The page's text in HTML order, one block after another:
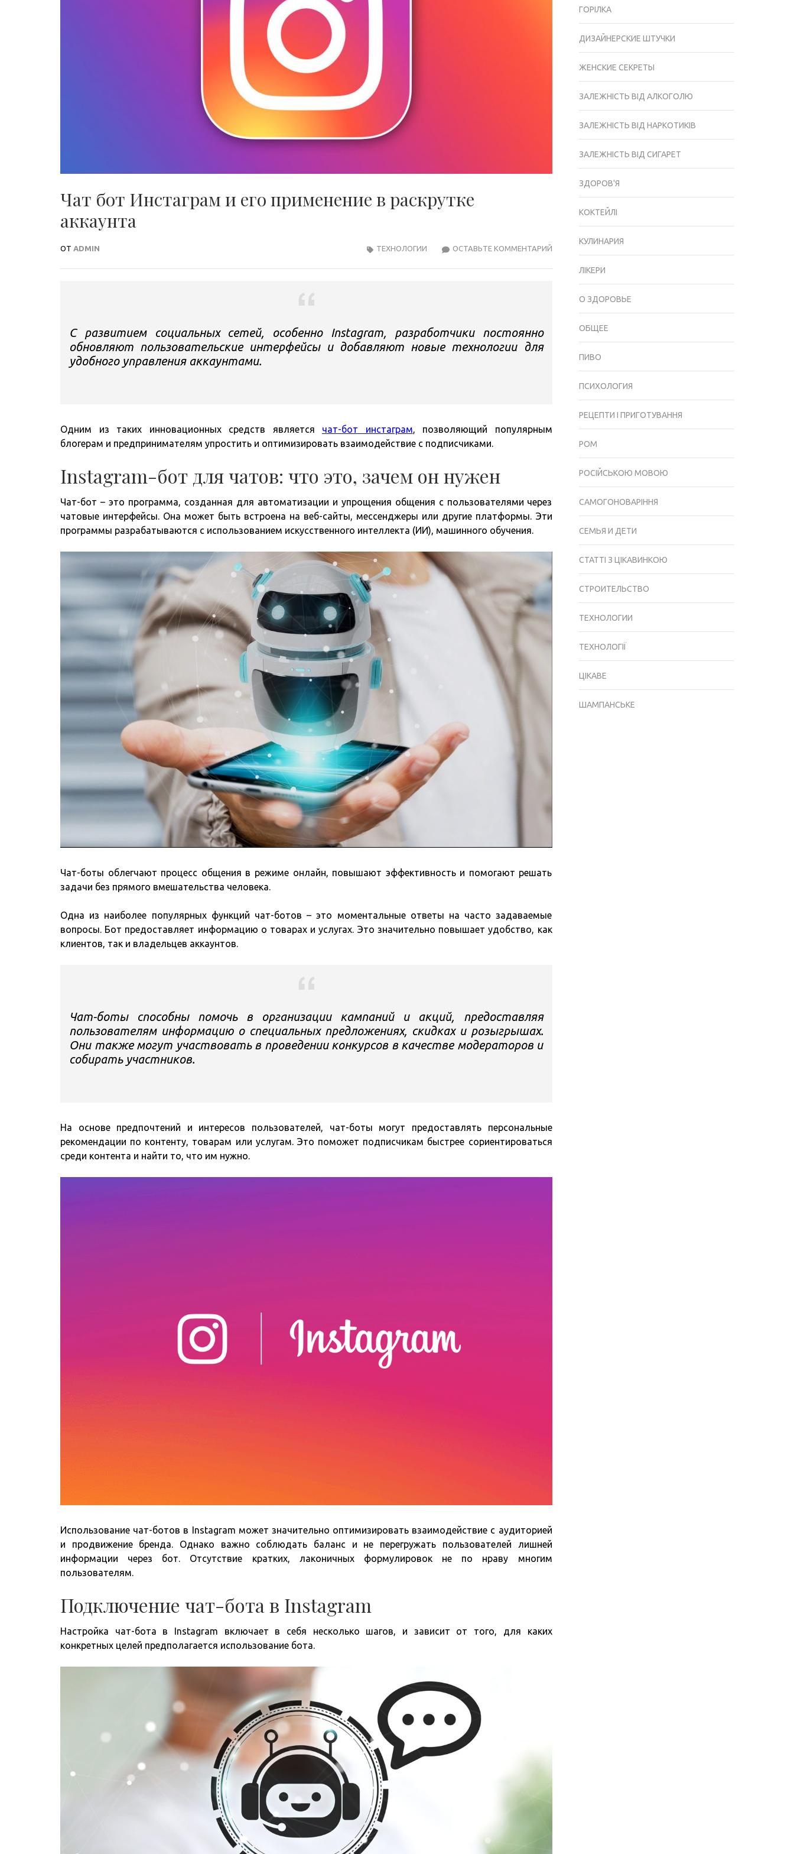
Чат бот Инстаграм и его применение в раскрутке
аккаунта
ОТ ADMIN ОСТАВЬТЕ КОММЕНТАРИЙ
АККАУНТА
ТЕХНОЛОГИИ
С развитием социальных сетей, особенно Instagram, разработчики постоянно
обновляют пользовательские интерфейсы и добавляют новые технологии для
удобного управления аккаунтами.
Одним из таких инновационных средств является чат-бот инстаграм, позволяющий популярным
блогерам и предпринимателям упростить и оптимизировать взаимодействие с подписчиками.
Instagram-бот для чатов: что это, зачем он нужен
Чат-бот – это программа, созданная для автоматизации и упрощения общения с пользователями через
чатовые интерфейсы. Она может быть встроена на веб-сайты, мессенджеры или другие платформы. Эти
программы разрабатываются с использованием искусственного интеллекта (ИИ), машинного обучения.
Чат-боты облегчают процесс общения в режиме онлайн, повышают эффективность и помогают решать
задачи без прямого вмешательства человека.
Одна из наиболее популярных функций чат-ботов – это моментальные ответы на часто задаваемые
вопросы. Бот предоставляет информацию о товарах и услугах. Это значительно повышает удобство, как
клиентов, так и владельцев аккаунтов.
Чат-боты способны помочь в организации кампаний и акций, предоставляя
пользователям информацию о специальных предложениях, скидках и розыгрышах.
Они также могут участвовать в проведении конкурсов в качестве модераторов и
собирать участников.
На основе предпочтений и интересов пользователей, чат-боты могут предоставлять персональные
рекомендации по контенту, товарам или услугам. Это поможет подписчикам быстрее сориентироваться
среди контента и найти то, что им нужно.
Использование чат-ботов в Instagram может значительно оптимизировать взаимодействие с аудиторией
и продвижение бренда. Однако важно соблюдать баланс и не перегружать пользователей лишней
информации через бот. Отсутствие кратких, лаконичных формулировок не по нраву многим
пользователям.
Подключение чат-бота в Instagram
Настройка чат-бота в Instagram включает в себя несколько шагов, и зависит от того, для каких
конкретных целей предполагается использование бота.
ГОРІЛКА
ДИЗАЙНЕРСКИЕ ШТУЧКИ
ЖЕНСКИЕ СЕКРЕТЫ
ЗАЛЕЖНІСТЬ ВІД АЛКОГОЛЮ
ЗАЛЕЖНІСТЬ ВІД НАРКОТИКІВ
ЗАЛЕЖНІСТЬ ВІД СИГАРЕТ
ЗДОРОВ'Я
КОКТЕЙЛІ
КУЛИНАРИЯ
ЛІКЕРИ
О ЗДОРОВЬЕ
ОБЩЕЕ
ПИВО
ПСИХОЛОГИЯ
РЕЦЕПТИ І ПРИГОТУВАННЯ
РОМ
РОСІЙСЬКОЮ МОВОЮ
САМОГОНОВАРІННЯ
СЕМЬЯ И ДЕТИ
СТАТТІ З ЦІКАВИНКОЮ
СТРОИТЕЛЬСТВО
ТЕХНОЛОГИИ
ТЕХНОЛОГІЇ
ЦІКАВЕ
ШАМПАНСЬКЕ